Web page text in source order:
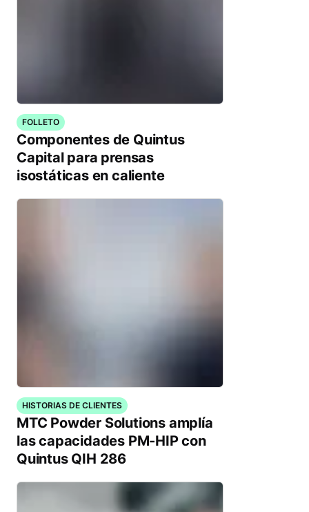
FOLLETO
Componentes de Quintus
Capital para prensas
isostáticas en caliente
HISTORIAS DE CLIENTES
MTC Powder Solutions amplía
las capacidades PM-HIP con
Quintus QIH 286